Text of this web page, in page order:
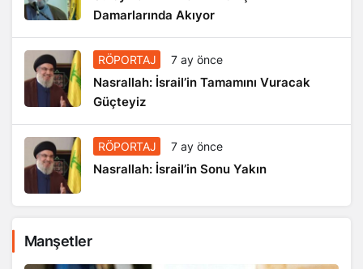
Damarlarında Akıyor
RÖPORTAJ 7 ay önce
Nasrallah: İsrail’in Tamamını Vuracak
Güçteyiz
RÖPORTAJ 7 ay önce
Nasrallah: İsrail’in Sonu Yakın
Manşetler